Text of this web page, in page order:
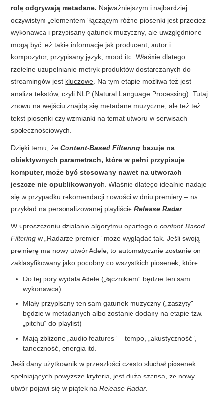
rolę odgrywają metadane. Najważniejszym i najbardziej
oczywistym „elementem” łączącym różne piosenki jest przecież
wykonawca i przypisany gatunek muzyczny, ale uwzględnione
mogą być też takie informacje jak producent, autor i
kompozytor, przypisany język, mood itd. Właśnie dlatego
rzetelne uzupełnianie metryk produktów dostarczanych do
streamingów jest kluczowe . Na tym etapie możliwa też jest
analiza tekstów, czyli NLP (Natural Language Processing). Tutaj
znowu na wejściu znajdą się metadane muzyczne, ale też też
tekst piosenki czy wzmianki na temat utworu w serwisach
społecznościowych.
Dzięki temu, żeContent-Based Filtering bazuje na
obiektywnych parametrach, które w pełni przypisuje
komputer, może być stosowany nawet na utworach
jeszcze nie opublikowanych. Właśnie dlatego idealnie nadaje
się w przypadku rekomendacji nowości w dniu premiery – na
przykład na personalizowanej playliścieRelease Radar.
W uproszczeniu działanie algorytmu opartego ocontent-Based
Filtering w „Radarze premier” może wyglądać tak. Jeśli swoją
premierę ma nowy utwór Adele, to automatycznie zostanie on
zaklasyfikowany jako podobny do wszystkich piosenek, które:
Do tej pory wydała Adele („łącznikiem” będzie ten sam
wykonawca).
Miały przypisany ten sam gatunek muzyczny („zaszyty”
będzie w metadanych albo zostanie dodany na etapie tzw.
„pitchu” do playlist)
Mają zbliżone „audio features” – tempo, „akustyczność”,
taneczność, energia itd.
Jeśli dany użytkownik w przeszłości często słuchał piosenek
spełniających powyższe kryteria, jest duża szansa, ze nowy
utwór pojawi się w piątek naRelease Radar.